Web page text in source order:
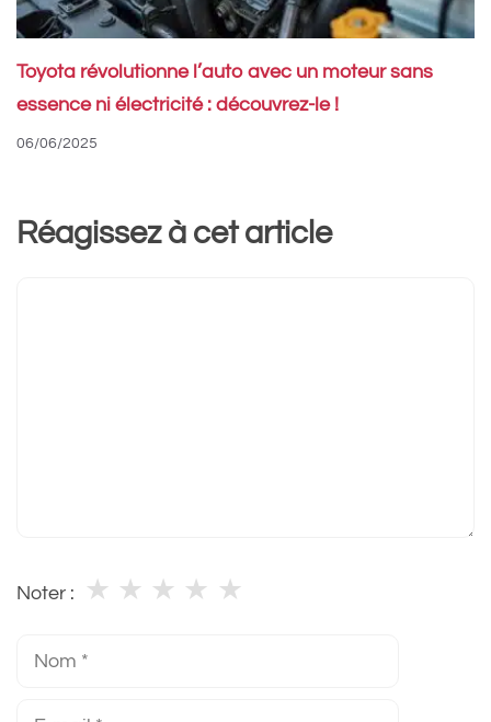
Toyota révolutionne l’auto avec un moteur sans
essence ni électricité : découvrez-le !
06/06/2025
Réagissez à cet article
Noter : ★
★
★
★
★